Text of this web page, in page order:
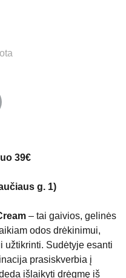
39€
g. 1)
– tai gaivios, gelinės
odos drėkinimui,
užtikrinti. Sudėtyje esanti
prasiskverbia į
išlaikyti drėgmę iš